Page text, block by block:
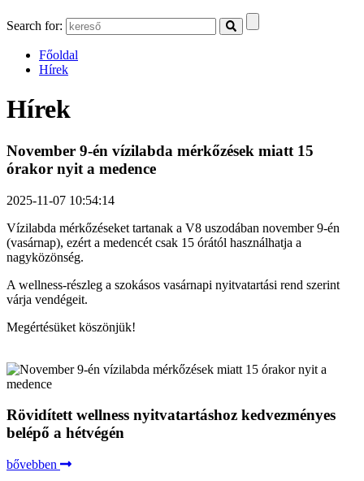
Search for:
Főoldal
Hírek
Hírek
November 9-én vízilabda mérkőzések miatt 15
órakor nyit a medence
2025-11-07 10:54:14
Vízilabda mérkőzéseket tartanak a V8 uszodában november 9-én
(vasárnap), ezért a medencét csak 15 órától használhatja a
nagyközönség.
A wellness-részleg a szokásos vasárnapi nyitvatartási rend szerint
várja vendégeit.
Megértésüket köszönjük!
Rövidített wellness nyitvatartáshoz kedvezményes
belépő a hétvégén
bővebben